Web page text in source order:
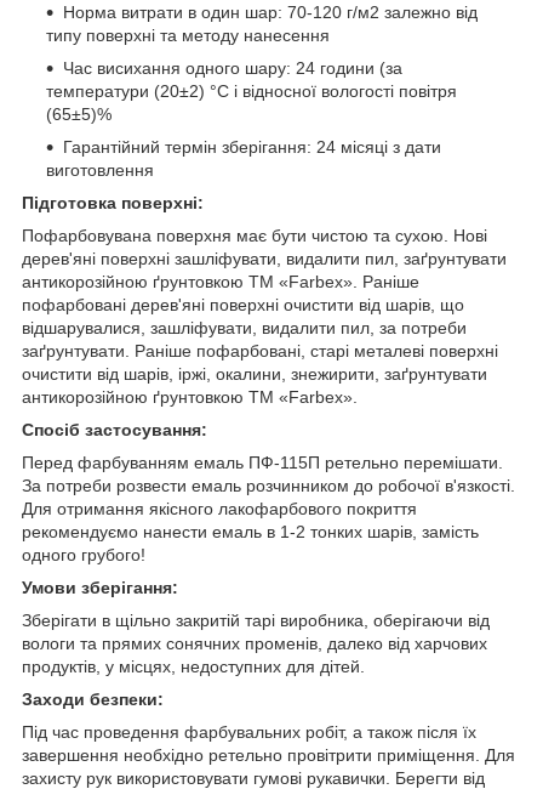
Норма витрати в один шар: 70-120 г/м2 залежно від
типу поверхні та методу нанесення
Час висихання одного шару: 24 години (за
температури (20±2) °C і відносної вологості повітря
(65±5)%
Гарантійний термін зберігання: 24 місяці з дати
виготовлення
Підготовка поверхні:
Пофарбовувана поверхня має бути чистою та сухою. Нові
дерев'яні поверхні зашліфувати, видалити пил, заґрунтувати
антикорозійною ґрунтовкою ТМ «Farbex». Раніше
пофарбовані дерев'яні поверхні очистити від шарів, що
відшарувалися, зашліфувати, видалити пил, за потреби
заґрунтувати. Раніше пофарбовані, старі металеві поверхні
очистити від шарів, іржі, окалини, знежирити, заґрунтувати
антикорозійною ґрунтовкою ТМ «Farbex».
Спосіб застосування:
Перед фарбуванням емаль ПФ-115П ретельно перемішати.
За потреби розвести емаль розчинником до робочої в'язкості.
Для отримання якісного лакофарбового покриття
рекомендуємо нанести емаль в 1-2 тонких шарів, замість
одного грубого!
Умови зберігання:
Зберігати в щільно закритій тарі виробника, оберігаючи від
вологи та прямих сонячних променів, далеко від харчових
продуктів, у місцях, недоступних для дітей.
Заходи безпеки:
Під час проведення фарбувальних робіт, а також після їх
завершення необхідно ретельно провітрити приміщення. Для
захисту рук використовувати гумові рукавички. Берегти від